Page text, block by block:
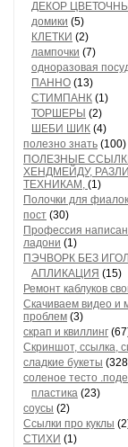
ДЕКОР
домики (5)
КЛЕТКИ (2)
лампочки (7)
одноразовая
ПАННО (13)
СТИМПАНК (1)
ТОРШЕРЫ (2)
ШЕБИ ШИК (4)
полезно знать (100)
ПОЛЕЗНЫЕ
ХЕНДМЕЙДУ,
ТЕХНИКАМ, (1)
Полочки для фиалок
пост (30)
Профессия
ладони (1)
ПЭЧВОРК БЕЗ
АПЛИКАЦИЯ (15)
Ремонт каблуков
Скачиваем видео и
проблем (3)
скрап и квиллинг
Скриншот, ссылка,
сладкие букеты
соленое тесто
пластика (23)
соусы (2)
Ссылки про куклы
СТИХИ (1)